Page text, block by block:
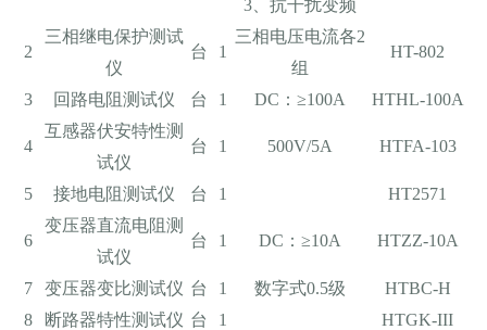
3、抗干扰变频
2
三相继电保护测试
仪
台 1
三相电压电流各2
组
HT-802
3 回路电阻测试仪 台 1 DC：≥100A HTHL-100A
4
互感器伏安特性测
试仪
台 1 500V/5A HTFA-103
5 接地电阻测试仪 台 1 HT2571
6
变压器直流电阻测
试仪
台 1 DC：≥10A HTZZ-10A
7 变压器变比测试仪 台 1 数字式0.5级
HTBC-H
8
断路器特性测试仪 台 1 HTGK-III